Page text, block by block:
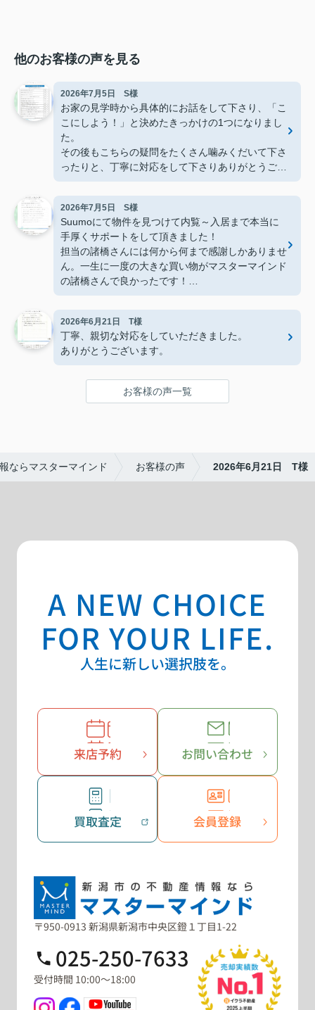
他のお客様の声を見る
2026年7月5日 S様
お家の見学時から具体的にお話をして下さり、「こ
こにしよう！」と決めたきっかけの1つになりまし
た。
その後もこちらの疑問をたくさん噛みくだいて下さ
ったりと、丁寧に対応をして下さりありがとうござ
いました。
2026年7月5日 S様
Suumoにて物件を見つけて内覧～入居まで本当に
手厚くサポートをして頂きました！
担当の諸橋さんには何から何まで感謝しかありませ
ん。一生に一度の大きな買い物がマスターマインド
の諸橋さんで良かったです！
今後も沢山お世話になります。
本当にありがとうございました！
2026年6月21日 T様
丁寧、親切な対応をしていただきました。
ありがとうございます。
お客様の声一覧
ならマスターマインド お客様の声 2026年6月21日 T様
A NEW CHOICE
FOR YOUR LIFE.
人生に新しい選択肢を。
来店予約 お問い合わせ
買取査定 会員登録
〒950-0913 新潟県新潟市中央区鐙１丁目1-22
025-250-7633
受付時間 10:00～18:00